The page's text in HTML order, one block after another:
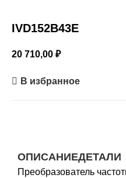
IVD152B43E
20 710,00 ₽
В избранное
ОПИСАНИЕДЕТАЛИ
Преобразователь